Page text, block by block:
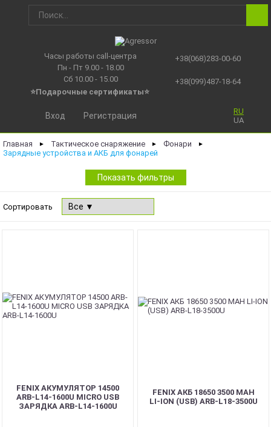
Часы работы call-центра
Пн - Пт 9.00 - 18.00
Сб 10.00 - 15.00
⭐Подарочные сертификаты⭐
+38(068)283-00-60
+38(099)487-18-64
RU
UA
Вход Регистрация
Главная ► Тактическое снаряжение ► Фонари ►
Зарядные устройства и АКБ для фонарей
Показать фильтры
Сортировать
FENIX АКУМУЛЯТОР 14500
ARB-L14-1600U MICRO USB
ЗАРЯДКА ARB-L14-1600U
FENIX АКБ 18650 3500 MAH
LI-ION (USB) ARB-L18-3500U